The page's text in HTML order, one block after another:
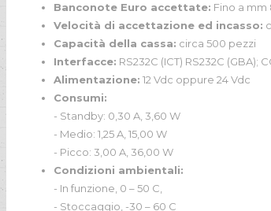
Banconote Euro accettate: Fino a mm
Velocità di accettazione ed incasso:
Capacità della cassa: circa 500 pezzi
Interfacce: RS232C (ICT) RS232C (GBA);
Alimentazione: 12 Vdc oppure 24 Vdc
Consumi:
- Standby: 0,30 A, 3,60 W
- Medio: 1,25 A, 15,00 W
- Picco: 3,00 A, 36,00 W
Condizioni ambientali:
- In funzione, 0 – 50 C,
- Stoccaggio, -30 – 60 C